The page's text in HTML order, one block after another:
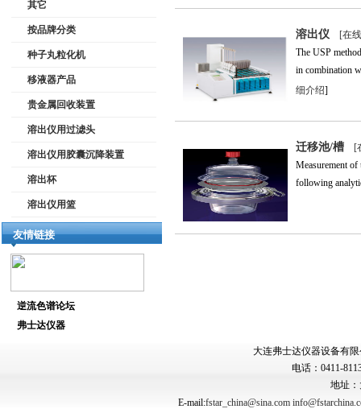
其它
按品牌分类
种子丸粒化机
移液器产品
贵金属回收装置
溶出仪用过滤头
溶出仪用胶囊沉降装置
溶出杯
溶出仪用篮
溶出仪
[在
The USP
in combination
细介绍]
迁移池/槽
[
Measurement
following
大连弗士达仪器设备有限
电话：0411-
地址
E-mail:fstar_china@sina.com